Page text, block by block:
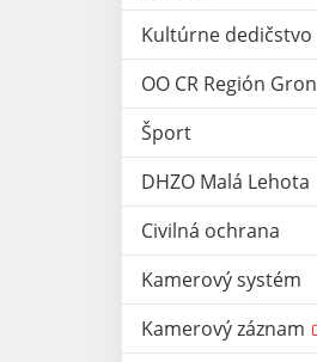
Kultúrne dedičstvo
OO CR Región Gron
Šport
DHZO Malá Lehota
Civilná ochrana
Kamerový systém
Kamerový záznam